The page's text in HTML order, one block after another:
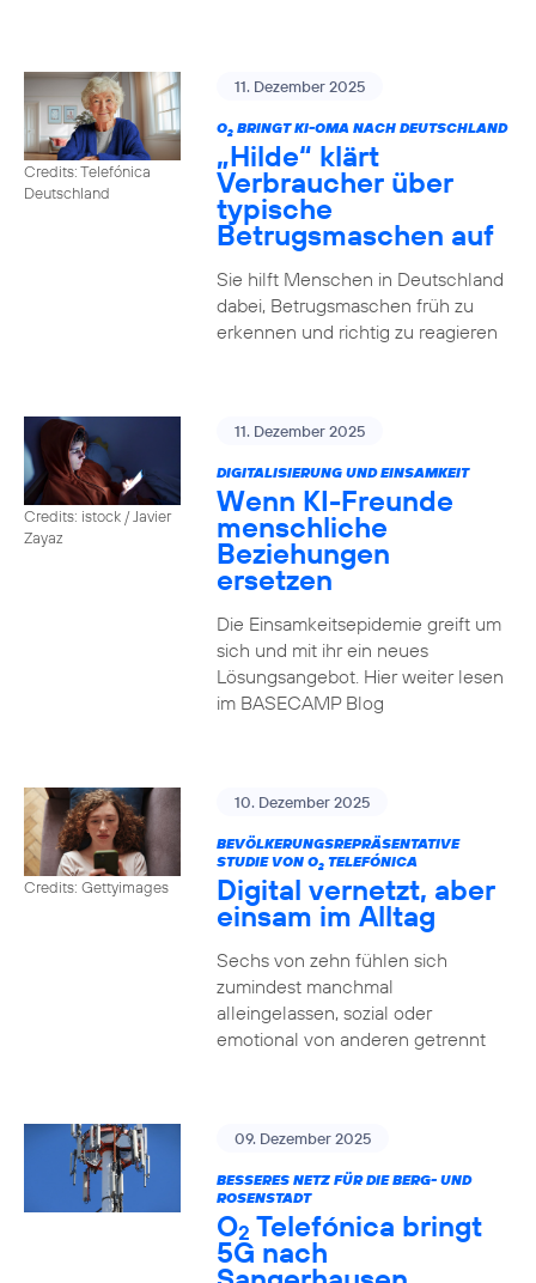
Credits: Telefónica
Deutschland
11. Dezember 2025
O2BRINGT KI-OMA NACH DEUTSCHLAND
„Hilde“ klärt
Verbraucher über
typische
Betrugsmaschen auf
Sie hilft Menschen in Deutschland
dabei, Betrugsmaschen früh zu
erkennen und richtig zu reagieren
Credits: istock / Javier
Zayaz
11. Dezember 2025
DIGITALISIERUNG UND EINSAMKEIT
Wenn KI-Freunde
menschliche
Beziehungen
ersetzen
Die Einsamkeitsepidemie greift um
sich und mit ihr ein neues
Lösungsangebot. Hier weiter lesen
im BASECAMP Blog
Credits: Gettyimages
10. Dezember 2025
BEVÖLKERUNGSREPRÄSENTATIVE
STUDIE VON O2TELEFÓNICA
Digital vernetzt, aber
einsam im Alltag
Sechs von zehn fühlen sich
zumindest manchmal
alleingelassen, sozial oder
emotional von anderen getrennt
09. Dezember 2025
BESSERES NETZ FÜR DIE BERG- UND
ROSENSTADT
O2 Telefónica bringt
5G nach